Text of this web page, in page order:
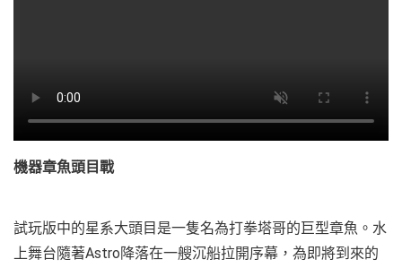
機器章魚頭目戰
試玩版中的星系大頭目是一隻名為打拳塔哥的巨型章魚。水
上舞台隨著Astro降落在一艘沉船拉開序幕，為即將到來的